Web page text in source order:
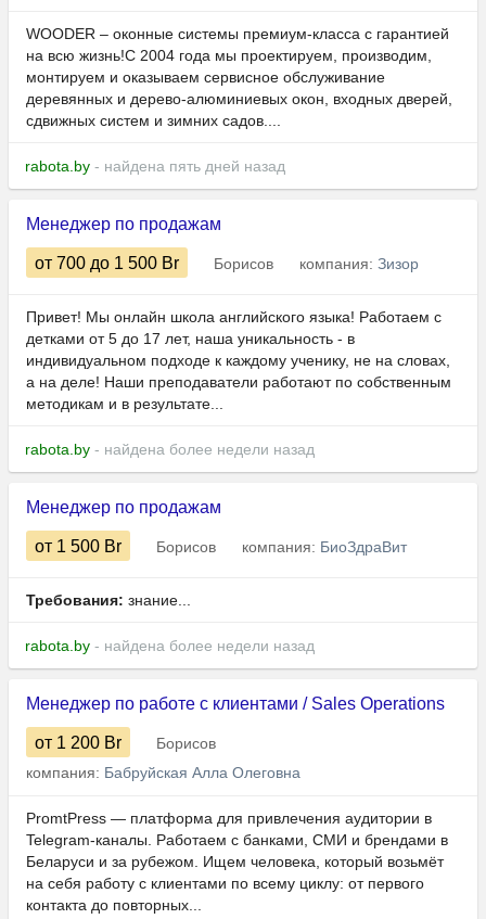
WOODER – оконные системы премиум-класса с гарантией
на всю жизнь!С 2004 года мы проектируем, производим,
монтируем и оказываем сервисное обслуживание
деревянных и дерево-алюминиевых окон, входных дверей,
сдвижных систем и зимних садов....
rabota.by - найдена пять дней назад
Менеджер по продажам
от 700 до 1 500 Br Борисов компания: Зизор
Привет! Мы онлайн школа английского языка! Работаем с
детками от 5 до 17 лет, наша уникальность - в
индивидуальном подходе к каждому ученику, не на словах,
а на деле! Наши преподаватели работают по собственным
методикам и в результате...
rabota.by - найдена более недели назад
Менеджер по продажам
от 1 500 Br Борисов компания: БиоЗдраВит
Требования: знание...
rabota.by - найдена более недели назад
Менеджер по работе с клиентами / Sales Operations
от 1 200 Br
Борисов
компания: Бабруйская Алла Олеговна
PromtPress — платформа для привлечения аудитории в
Telegram-каналы. Работаем с банками, СМИ и брендами в
Беларуси и за рубежом. Ищем человека, который возьмёт
на себя работу с клиентами по всему циклу: от первого
контакта до повторных...